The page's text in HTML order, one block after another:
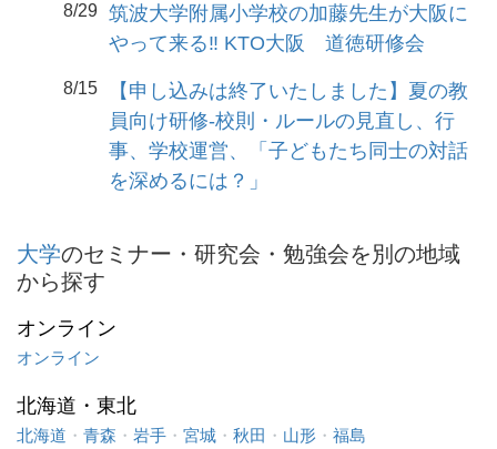
8/29 筑波大学附属小学校の加藤先生が大阪に
やって来る‼️ KTO大阪 道徳研修会
8/15
【申し込みは終了いたしました】夏の教
員向け研修-校則・ルールの見直し、行
事、学校運営、「子どもたち同士の対話
を深めるには？」
大学のセミナー・研究会・勉強会を別の地域
から探す
オンライン
オンライン
北海道・東北
北海道 ・ 青森 ・ 岩手 ・ 宮城 ・ 秋田 ・ 山形 ・ 福島